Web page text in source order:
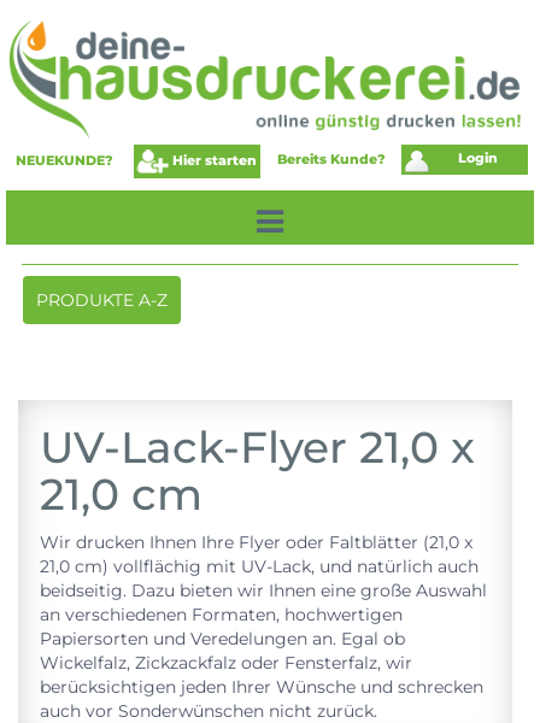
NEUEKUNDE? Hier starten Bereits Kunde? Login
Toggle
navigation
PRODUKTE A-Z
UV-Lack-Flyer 21,0 x
21,0 cm
Wir drucken Ihnen Ihre Flyer oder Faltblätter (21,0 x
21,0 cm) vollflächig mit UV-Lack, und natürlich auch
beidseitig. Dazu bieten wir Ihnen eine große Auswahl
an verschiedenen Formaten, hochwertigen
Papiersorten und Veredelungen an. Egal ob
Wickelfalz, Zickzackfalz oder Fensterfalz, wir
berücksichtigen jeden Ihrer Wünsche und schrecken
auch vor Sonderwünschen nicht zurück.